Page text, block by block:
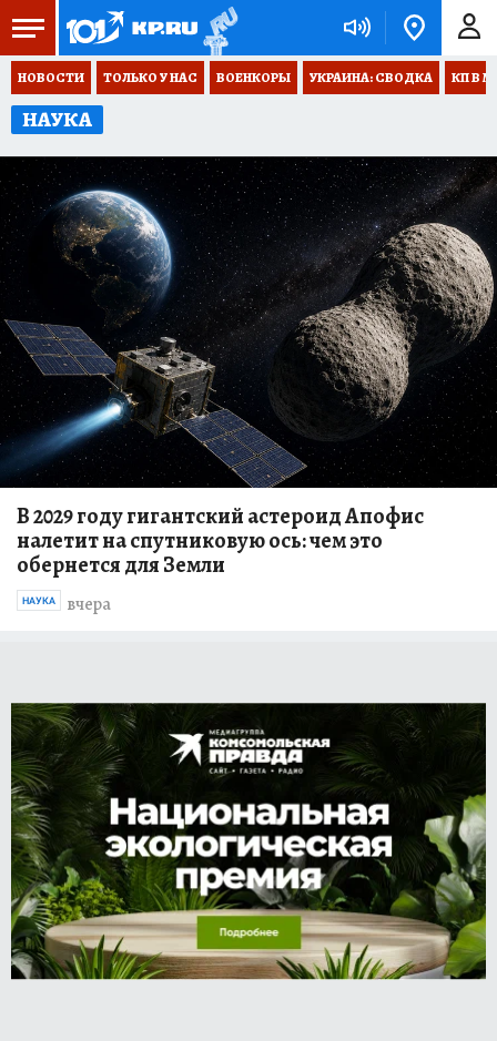
НОВОСТИ ТОЛЬКО У НАС ВОЕНКОРЫ УКРАИНА: СВОДКА КП В
НАУКА
В 2029 году гигантский астероид Апофис
налетит на спутниковую ось: чем это
обернется для Земли
вчера
НАУКА